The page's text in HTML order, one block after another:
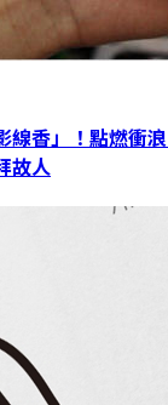
線香」！點燃衝
故人